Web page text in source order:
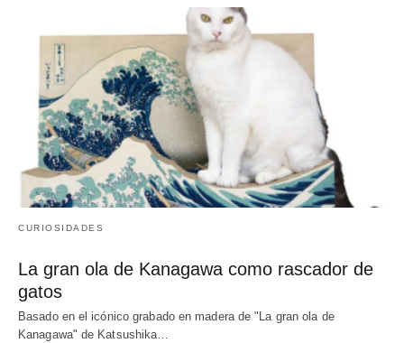
CURIOSIDADES
La gran ola de Kanagawa como rascador de
gatos
Basado en el icónico grabado en madera de "La gran ola de
Kanagawa" de Katsushika…